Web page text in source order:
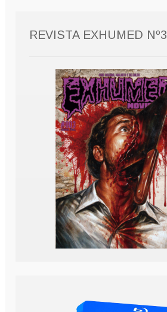
REVISTA EXHUMED Nº3